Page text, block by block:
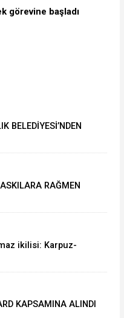
görevine başladı
BELEDİYESİ’NDEN
RAĞMEN
ikilisi: Karpuz-
KAPSAMINA ALINDI